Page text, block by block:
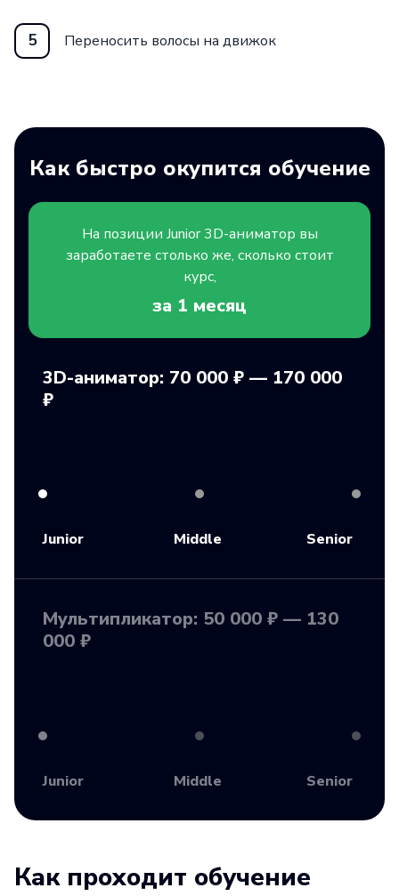
5 Переносить волосы на движок
Как быстро окупится обучение
На позиции Junior3D-аниматор вы
заработаете столько же, сколько стоит
курс,
за 1 месяц
3D-аниматор: 70 000 ₽ — 170 000
₽
Junior Middle Senior
Мультипликатор: 50 000 ₽ — 130
000 ₽
Junior Middle Senior
Как проходит обучение